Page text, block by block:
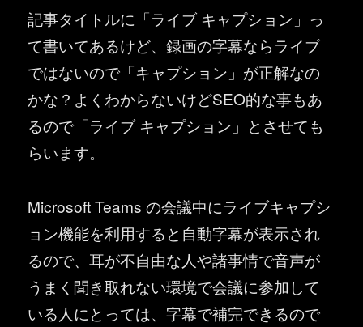
記事タイトルに「ライブ キャプション」っ
て書いてあるけど、録画の字幕ならライブ
ではないので「キャプション」が正解なの
かな？よくわからないけどSEO的な事もあ
るので「ライブ キャプション」とさせても
らいます。
Microsoft Teams の会議中にライブキャプシ
ョン機能を利用すると自動字幕が表示され
るので、耳が不自由な人や諸事情で音声が
うまく聞き取れない環境で会議に参加して
いる人にとっては、字幕で補完できるので